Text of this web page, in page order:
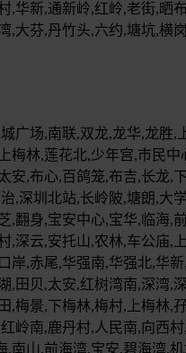
,华新,通新岭,红岭,老街,晒
,大芬,丹竹头,六约,塘坑,横
广场,南联,双龙,龙华,龙胜,
梅林,莲花北,少年宫,市民中
安,布心,百鸽笼,布吉,长龙,
,深圳北站,长岭陂,塘朗,大
,翻身,宝安中心,宝华,临海,
,深云,安托山,农林,车公庙,
岸,赤尾,华强南,华强北,华
,田贝,太安,红树湾南,深湾,
,梅景,下梅林,梅村,上梅林,
岭南,鹿丹村,人民南,向西
,南山,前海湾,宝安,碧海湾,